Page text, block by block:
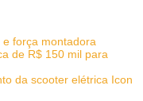
força montadora
de R$ 150 mil para
da scooter elétrica Icon